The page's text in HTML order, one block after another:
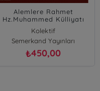
Alemlere Rahmet
Hz.Muhammed Külliyatı
(7.Cilt)
Kolektif
Semerkand Yayınları
₺450,00